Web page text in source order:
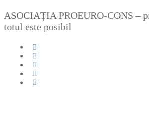
Sari
conținut
Meniu
Închide
ASOCIAȚIA PROEURO-CONS –
totul este posibil